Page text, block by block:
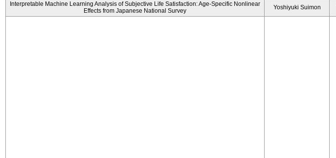
Interpretable Machine Learning Analysis of Subjective Life Satisfaction: Age-Specific Nonlinear
Effects from Japanese National Survey
Yoshiyuki Suimon